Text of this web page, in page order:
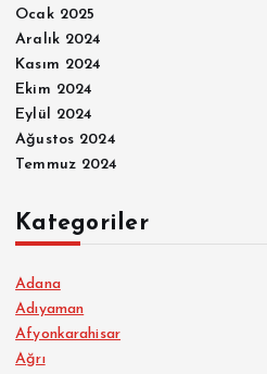
Ocak 2025
Aralık 2024
Kasım 2024
Ekim 2024
Eylül 2024
Ağustos 2024
Temmuz 2024
Kategoriler
Adana
Adıyaman
Afyonkarahisar
Ağrı